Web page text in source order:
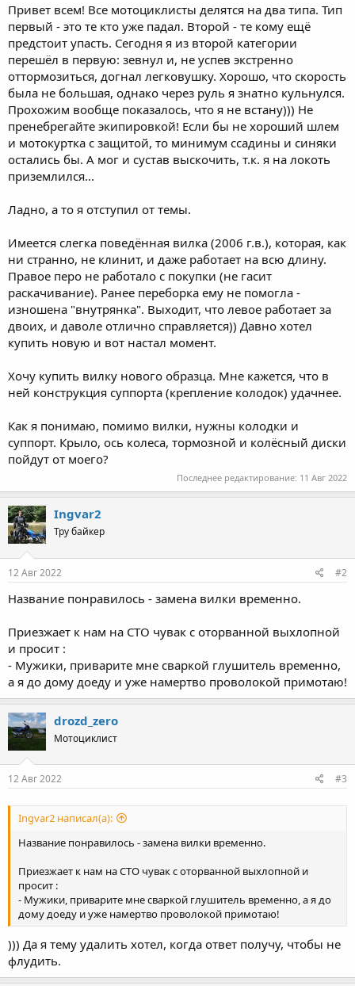
Привет всем! Все мотоциклисты делятся на два типа. Тип
первый - это те кто уже падал. Второй - те кому ещё
предстоит упасть. Сегодня я из второй категории
перешёл в первую: зевнул и, не успев экстренно
оттормозиться, догнал легковушку. Хорошо, что скорость
была не большая, однако через руль я знатно кульнулся.
Прохожим вообще показалось, что я не встану))) Не
пренебрегайте экипировкой! Если бы не хороший шлем
и мотокуртка с защитой, то минимум ссадины и синяки
остались бы. А мог и сустав выскочить, т.к. я на локоть
приземлился...
Ладно, а то я отступил от темы.
Имеется слегка поведённая вилка (2006 г.в.), которая, как
ни странно, не клинит, и даже работает на всю длину.
Правое перо не работало с покупки (не гасит
раскачивание). Ранее переборка ему не помогла -
изношена "внутрянка". Выходит, что левое работает за
двоих, и даволе отлично справляется)) Давно хотел
купить новую и вот настал момент.
Хочу купить вилку нового образца. Мне кажется, что в
ней конструкция суппорта (крепление колодок) удачнее.
Как я понимаю, помимо вилки, нужны колодки и
суппорт. Крыло, ось колеса, тормозной и колёсный диски
пойдут от моего?
Последнее редактирование: 11 Авг 2022
Ingvar2
Тру байкер
12 Авг 2022 #2
Название понравилось - замена вилки временно.
Приезжает к нам на СТО чувак с оторванной выхлопной
и просит :
- Мужики, приварите мне сваркой глушитель временно,
а я до дому доеду и уже намертво проволокой примотаю!
drozd_zero
Мотоциклист
12 Авг 2022 #3
Ingvar2 написал(а):
Название понравилось - замена вилки временно.
Приезжает к нам на СТО чувак с оторванной выхлопной и
просит :
- Мужики, приварите мне сваркой глушитель временно, а я до
дому доеду и уже намертво проволокой примотаю!
))) Да я тему удалить хотел, когда ответ получу, чтобы не
флудить.